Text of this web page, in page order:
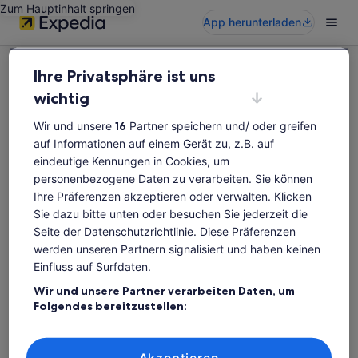
Zum Hauptinhalt springen
App herunterladen
Diese Aktivität ist leider nicht verfügbar
Bitte suche erneut nach Aktivitäten.
Erneut suchen
Ihre Privatsphäre ist uns
wichtig
Wir und unsere 16 Partner speichern und/ oder greifen
auf Informationen auf einem Gerät zu, z.B. auf
eindeutige Kennungen in Cookies, um
personenbezogene Daten zu verarbeiten. Sie können
Ihre Präferenzen akzeptieren oder verwalten. Klicken
Sie dazu bitte unten oder besuchen Sie jederzeit die
Seite der Datenschutzrichtlinie. Diese Präferenzen
werden unseren Partnern signalisiert und haben keinen
Einfluss auf Surfdaten.
Wir und unsere Partner verarbeiten Daten, um
Folgendes bereitzustellen:
Identifikation aktiv abfragen. Speichern von oder Zugriff auf